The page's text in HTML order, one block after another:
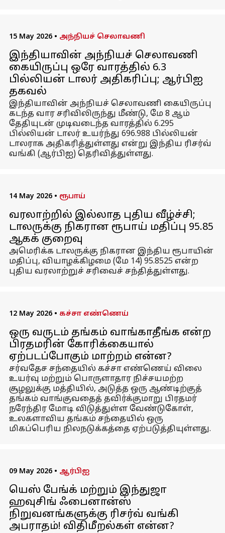
15 May 2026 • அந்நியச் செலாவணி
இந்தியாவின் அந்நியச் செலாவணி
கையிருப்பு ஒரே வாரத்தில் 6.3
பில்லியன் டாலர் அதிகரிப்பு; ஆர்பிஐ
தகவல்
இந்தியாவின் அந்நியச் செலாவணி கையிருப்பு
கடந்த வார சரிவிலிருந்து மீண்டு, மே 8 ஆம்
தேதியுடன் முடிவடைந்த வாரத்தில் 6.295
பில்லியன் டாலர் உயர்ந்து 696.988 பில்லியன்
டாலராக அதிகரித்துள்ளது என்று இந்திய ரிசர்வ்
வங்கி (ஆர்பிஐ) தெரிவித்துள்ளது.
14 May 2026 • ரூபாய்
வரலாற்றில் இல்லாத புதிய வீழ்ச்சி;
டாலருக்கு நிகரான ரூபாய் மதிப்பு 95.85
ஆகக் குறைவு
அமெரிக்க டாலருக்கு நிகரான இந்திய ரூபாயின்
மதிப்பு, வியாழக்கிழமை (மே 14) 95.8525 என்ற
புதிய வரலாற்றுச் சரிவைச் சந்தித்துள்ளது.
12 May 2026 • கச்சா எண்ணெய்
ஒரு வருடம் தங்கம் வாங்காதீங்க என்ற
பிரதமரின் கோரிக்கையால்
ஏற்படப்போகும் மாற்றம் என்ன?
சர்வதேச சந்தையில் கச்சா எண்ணெய் விலை
உயர்வு மற்றும் பொருளாதார நிச்சயமற்ற
சூழலுக்கு மத்தியில், அடுத்த ஒரு ஆண்டிற்குத்
தங்கம் வாங்குவதைத் தவிர்க்குமாறு பிரதமர்
நரேந்திர மோடி விடுத்துள்ள வேண்டுகோள்,
உலகளாவிய தங்கம் சந்தையில் ஒரு
மிகப்பெரிய நிலநடுக்கத்தை ஏற்படுத்தியுள்ளது.
09 May 2026 • ஆர்பிஐ
யெஸ் பேங்க் மற்றும் இந்துஜா
ஹவுசிங் ஃபைனான்ஸ்
நிறுவனங்களுக்கு ரிசர்வ் வங்கி
அபராதம்! விதிமீறல்கள் என்ன?